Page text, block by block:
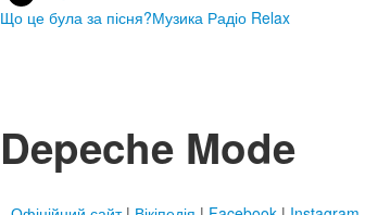
Що це була за пісня?Музика Радіо Relax
Depeche Mode